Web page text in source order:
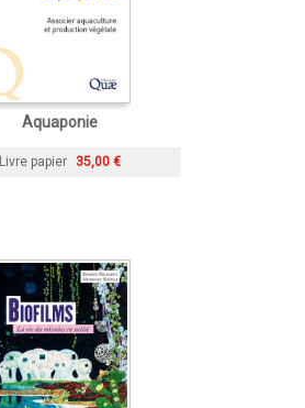
Aquaponie
Livre papier 35,00 €